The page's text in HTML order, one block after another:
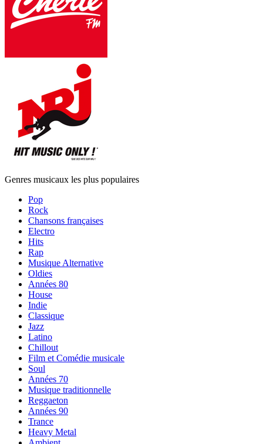
Genres musicaux les plus populaires
Pop
Rock
Chansons françaises
Electro
Hits
Rap
Musique Alternative
Oldies
Années 80
House
Indie
Classique
Jazz
Latino
Chillout
Film et Comédie musicale
Soul
Années 70
Musique traditionnelle
Reggaeton
Années 90
Trance
Heavy Metal